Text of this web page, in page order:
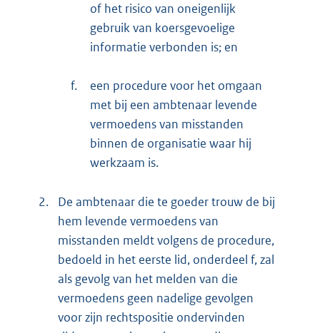
of het risico van oneigenlijk
gebruik van koersgevoelige
informatie verbonden is; en
f.
een procedure voor het omgaan
met bij een ambtenaar levende
vermoedens van misstanden
binnen de organisatie waar hij
werkzaam is.
2.
De ambtenaar die te goeder trouw de bij
hem levende vermoedens van
misstanden meldt volgens de procedure,
bedoeld in het eerste lid, onderdeel f, zal
als gevolg van het melden van die
vermoedens geen nadelige gevolgen
voor zijn rechtspositie ondervinden